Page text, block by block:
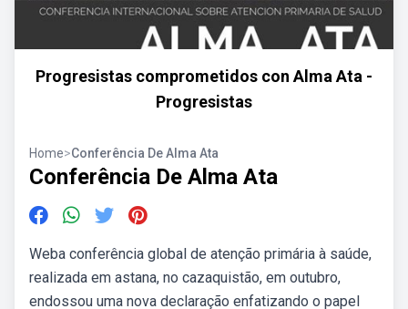
Progresistas comprometidos con Alma Ata -
Progresistas
Home>Conferência De Alma Ata
Conferência De Alma Ata
Weba conferência global de atenção primária à saúde,
realizada em astana, no cazaquistão, em outubro,
endossou uma nova declaração enfatizando o papel